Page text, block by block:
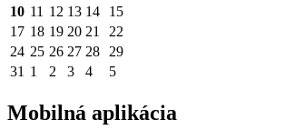
10 11 12 13 14 15
17 18 19 20 21 22
24 25 26 27 28 29
31 1 2 3 4 5
Mobilná aplikácia